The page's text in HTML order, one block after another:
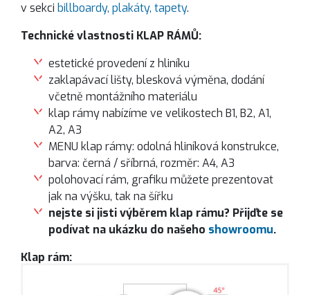
v sekci billboardy, plakáty, tapety.
Technické vlastnosti KLAP RÁMŮ:
estetické provedení z hliníku
zaklapávací lišty, blesková výměna, dodání
včetně montážního materiálu
klap rámy nabízíme ve velikostech B1, B2, A1,
A2, A3
MENU klap rámy: odolná hliníková konstrukce,
barva: černá / sříbrná, rozměr: A4, A3
polohovací rám, grafiku můžete prezentovat
jak na výšku, tak na šířku
nejste si jisti výběrem klap rámu? Přijďte se
podívat na ukázku do našeho showroomu.
Klap rám: